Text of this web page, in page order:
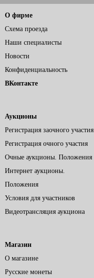
О фирме
Схема проезда
Наши специалисты
Новости
Конфиденциальность
ВКонтакте
Аукционы
Регистрация заочного участия
Регистрация очного участия
Очные аукционы. Положения
Интернет аукционы.
Положения
Условия для участников
Видеотрансляция аукциона
Магазин
О магазине
Русские монеты